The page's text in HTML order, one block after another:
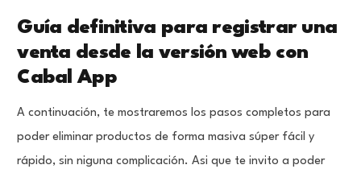
Guía definitiva para registrar una
venta desde la versión web con
Cabal App
A continuación, te mostraremos los pasos completos para
poder eliminar productos de forma masiva súper fácil y
rápido, sin niguna complicación. Asi que te invito a poder